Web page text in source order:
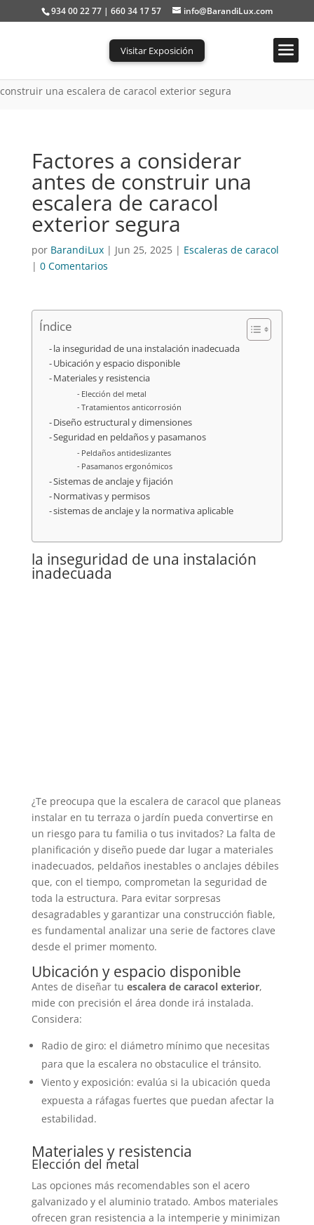
934 00 22 77 | 660 34 17 57 info@BarandiLux.com
Visitar Exposición
construir una escalera de caracol exterior segura
Factores a considerar
antes de construir una
escalera de caracol
exterior segura
por BarandiLux| Jun 25, 2025| Escaleras de caracol
| 0 Comentarios
Índice
la inseguridad de una instalación inadecuada
Ubicación y espacio disponible
Materiales y resistencia
Elección del metal
Tratamientos anticorrosión
Diseño estructural y dimensiones
Seguridad en peldaños y pasamanos
Peldaños antideslizantes
Pasamanos ergonómicos
Sistemas de anclaje y fijación
Normativas y permisos
sistemas de anclaje y la normativa aplicable
la inseguridad de una instalación
inadecuada
¿Te preocupa que la escalera de caracol que planeas
instalar en tu terraza o jardín pueda convertirse en
un riesgo para tu familia o tus invitados? La falta de
planificación y diseño puede dar lugar a materiales
inadecuados, peldaños inestables o anclajes débiles
que, con el tiempo, comprometan la seguridad de
toda la estructura. Para evitar sorpresas
desagradables y garantizar una construcción fiable,
es fundamental analizar una serie de factores clave
desde el primer momento.
Ubicación y espacio disponible
Antes de diseñar tu escalera de caracol exterior,
mide con precisión el área donde irá instalada.
Considera:
Radio de giro: el diámetro mínimo que necesitas
para que la escalera no obstaculice el tránsito.
Viento y exposición: evalúa si la ubicación queda
expuesta a ráfagas fuertes que puedan afectar la
estabilidad.
Materiales y resistencia
Elección del metal
Las opciones más recomendables son el acero
galvanizado y el aluminio tratado. Ambos materiales
ofrecen gran resistencia a la intemperie y minimizan